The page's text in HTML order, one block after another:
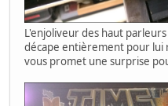
L'enjoliveur des haut
décape entièrement pour lui
vous promet une surprise